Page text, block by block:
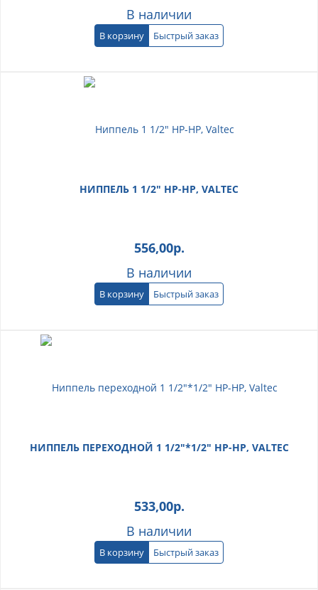
В наличии
В корзину Быстрый заказ
НИППЕЛЬ 1 1/2" НР-НР, VALTEC
556,00р.
В наличии
В корзину Быстрый заказ
НИППЕЛЬ ПЕРЕХОДНОЙ 1 1/2"*1/2" НР-НР, VALTEC
533,00р.
В наличии
В корзину Быстрый заказ